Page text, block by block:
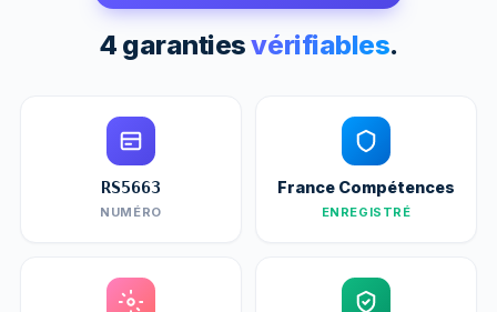
4 garantiesvérifiables.
RS5663
NUMÉRO
France Compétences
ENREGISTRÉ